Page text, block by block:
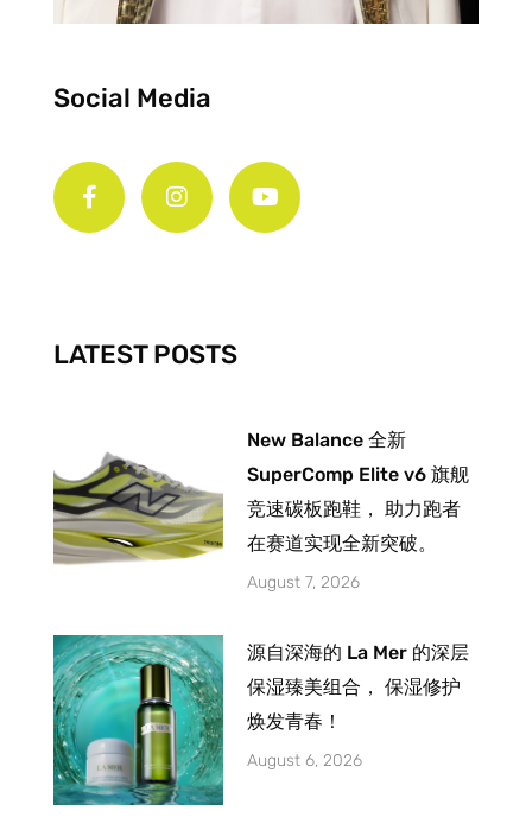
Social Media
a
c
-
f
n
s
m
o
u
LATEST POSTS
New Balance 全新
SuperComp Elite v6 旗舰
竞速碳板跑鞋， 助力跑者
在赛道实现全新突破。
August 7, 2026
源自深海的 La Mer 的深层
保湿臻美组合， 保湿修护
焕发青春！
August 6, 2026